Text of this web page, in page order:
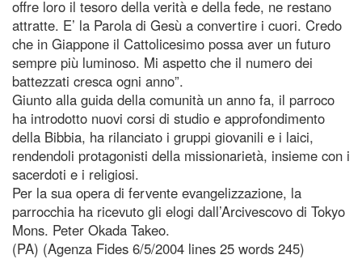
offre loro il tesoro della verità e della fede, ne restano
attratte. E’ la Parola di Gesù a convertire i cuori. Credo
che in Giappone il Cattolicesimo possa aver un futuro
sempre più luminoso. Mi aspetto che il numero dei
battezzati cresca ogni anno”.
Giunto alla guida della comunità un anno fa, il parroco
ha introdotto nuovi corsi di studio e approfondimento
della Bibbia, ha rilanciato i gruppi giovanili e i laici,
rendendoli protagonisti della missionarietà, insieme con i
sacerdoti e i religiosi.
Per la sua opera di fervente evangelizzazione, la
parrocchia ha ricevuto gli elogi dall’Arcivescovo di Tokyo
Mons. Peter Okada Takeo.
(PA) (Agenza Fides 6/5/2004 lines 25 words 245)